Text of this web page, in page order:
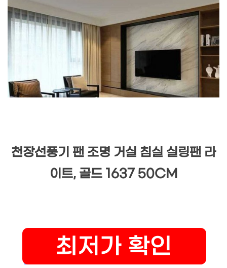
천장선풍기 팬 조명 거실 침실 실링팬 라
이트, 골드 1637 50CM